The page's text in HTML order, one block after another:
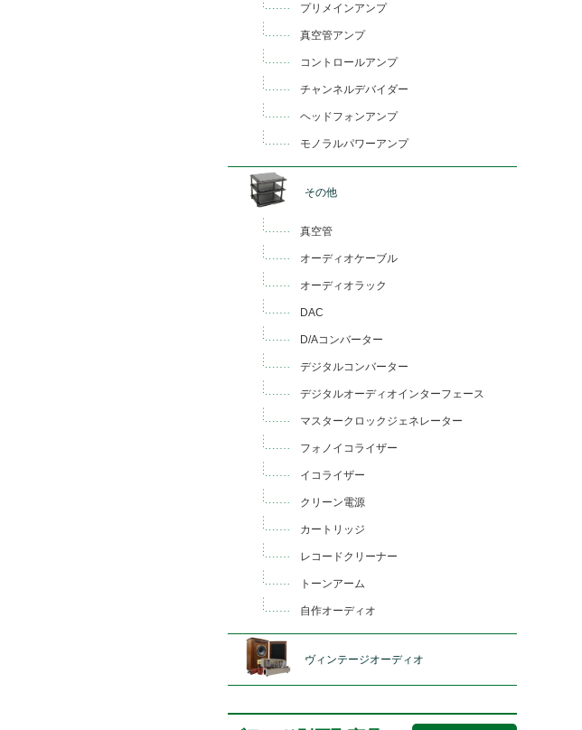
プリメインアンプ
真空管アンプ
コントロールアンプ
チャンネルデバイダー
ヘッドフォンアンプ
モノラルパワーアンプ
その他
真空管
オーディオケーブル
オーディオラック
DAC
D/Aコンバーター
デジタルコンバーター
デジタルオーディオインターフェース
マスタークロックジェネレーター
フォノイコライザー
イコライザー
クリーン電源
カートリッジ
レコードクリーナー
トーンアーム
自作オーディオ
ヴィンテージオーディオ